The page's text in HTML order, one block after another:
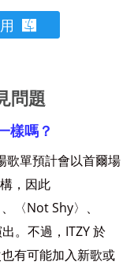
問題
樣嗎？
歌單預計會以首爾場
，因此
〈Not Shy〉、
。不過，ITZY 於
有可能加入新歌或